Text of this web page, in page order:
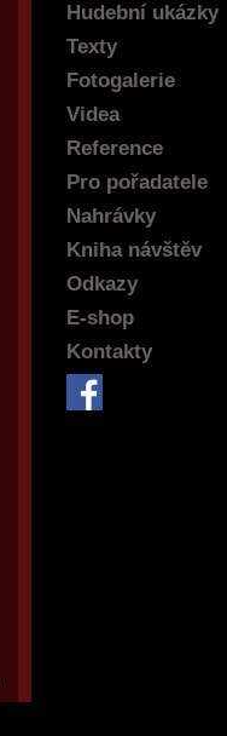
Hudební ukázky
Texty
Fotogalerie
Videa
Reference
Pro pořadatele
Nahrávky
Kniha návštěv
Odkazy
E-shop
Kontakty